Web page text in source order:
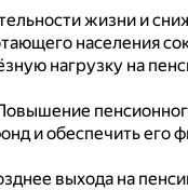
жизни и
населения
нагрузку на
и обеспечить его
выхода на